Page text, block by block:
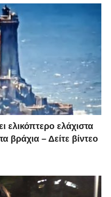
ελικόπτερο ελάχιστα
βράχια – Δείτε βίντεο